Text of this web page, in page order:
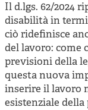
Il d.lgs. 62/2024
disabilità in
ciò ridefinisce
del lavoro: come
previsioni della
questa nuova
inserire il lavoro
esistenziale della